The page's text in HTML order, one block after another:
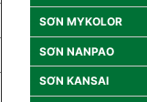
SƠN MYKOLOR
SƠN NANPAO
SƠN KANSAI